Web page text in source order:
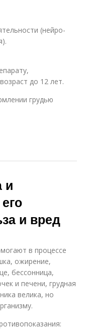
(нейро-
до 12 лет.
грудью
и
и вред
в процессе
ожирение,
бессонница,
и печени, грудная
велика, но